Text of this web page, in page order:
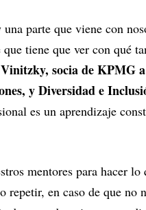
parte que viene con
tiene que ver con qué
socia de KPMG
y Diversidad e
es un aprendizaje
mentores para hacer
repetir, en caso de que no